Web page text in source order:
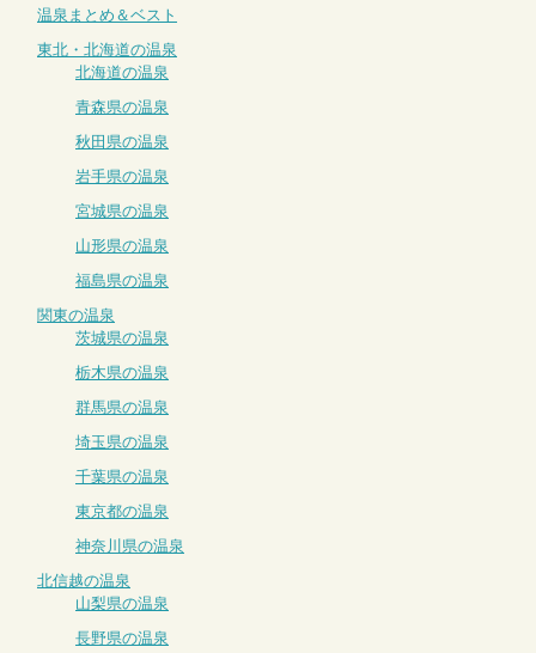
温泉まとめ＆ベスト
東北・北海道の温泉
北海道の温泉
青森県の温泉
秋田県の温泉
岩手県の温泉
宮城県の温泉
山形県の温泉
福島県の温泉
関東の温泉
茨城県の温泉
栃木県の温泉
群馬県の温泉
埼玉県の温泉
千葉県の温泉
東京都の温泉
神奈川県の温泉
北信越の温泉
山梨県の温泉
長野県の温泉